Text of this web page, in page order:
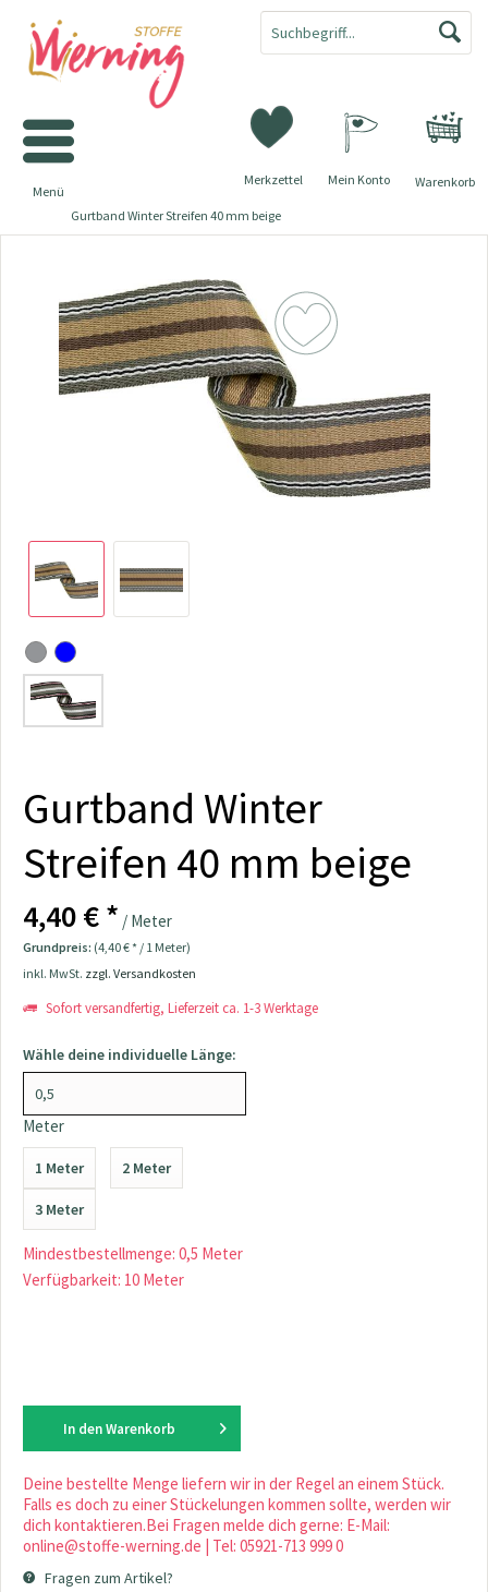
Warenkorb
Merkzettel Mein Konto
Menü
Gurtband Winter Streifen 40 mm beige
Gurtband Winter
Streifen 40 mm beige
4,40 € * / Meter
Grundpreis: (4,40 € * / 1 Meter)
inkl. MwSt. zzgl. Versandkosten
Sofort versandfertig, Lieferzeit ca. 1-3 Werktage
Wähle deine individuelle Länge:
Meter
1 Meter 2 Meter
3 Meter
Mindestbestellmenge: 0,5 Meter
Verfügbarkeit: 10 Meter
In den Warenkorb
Deine bestellte Menge liefern wir in der Regel an einem Stück.
Falls es doch zu einer Stückelungen kommen sollte, werden wir
dich kontaktieren.Bei Fragen melde dich gerne: E-Mail:
online@stoffe-werning.de | Tel: 05921-713 999 0
Fragen zum Artikel?